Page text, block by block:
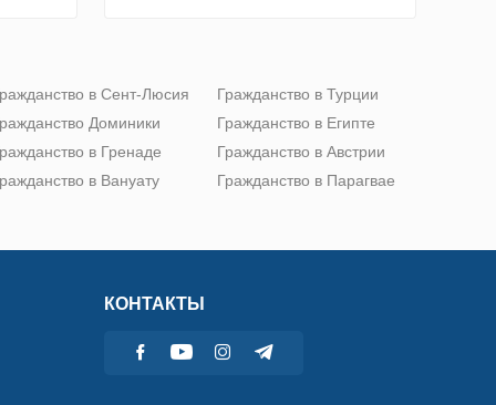
в Сент-Люсия
Доминики
в Гренаде
в Вануату
Гражданство в Турции
Гражданство в Египте
Гражданство в Австрии
Гражданство в Парагвае
КОНТАКТЫ